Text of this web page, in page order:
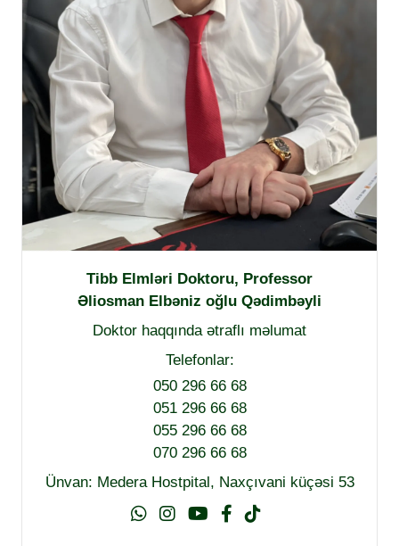
Tibb Elmləri Doktoru, Professor
Əliosman Elbəniz oğlu Qədimbəyli
Doktor haqqında ətraflı məlumat
Telefonlar:
050 296 66 68
051 296 66 68
055 296 66 68
070 296 66 68
Ünvan: Medera Hostpital, Naxçıvani küçəsi 53